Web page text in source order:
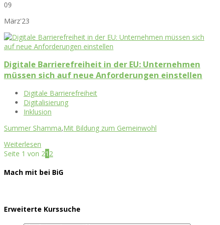
09
März'23
Digitale Barrierefreiheit in der EU: Unternehmen
müssen sich auf neue Anforderungen einstellen
Digitale Barrierefreiheit
Digitalisierung
Inklusion
Summer Shamma,Mit Bildung zum Gemeinwohl
Weiterlesen
Seite 1 von 21 2
Mach mit bei BiG
Erweiterte Kurssuche